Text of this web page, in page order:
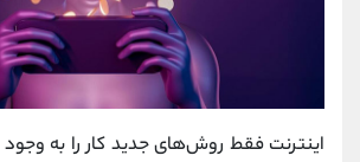
اینترنت فقط روش‌های جدید کار را به